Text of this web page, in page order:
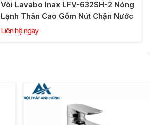
Vòi Lavabo Inax LFV-632SH-2 Nóng
Lạnh Thân Cao Gồm Nút Chặn Nước
Liên hệ ngay